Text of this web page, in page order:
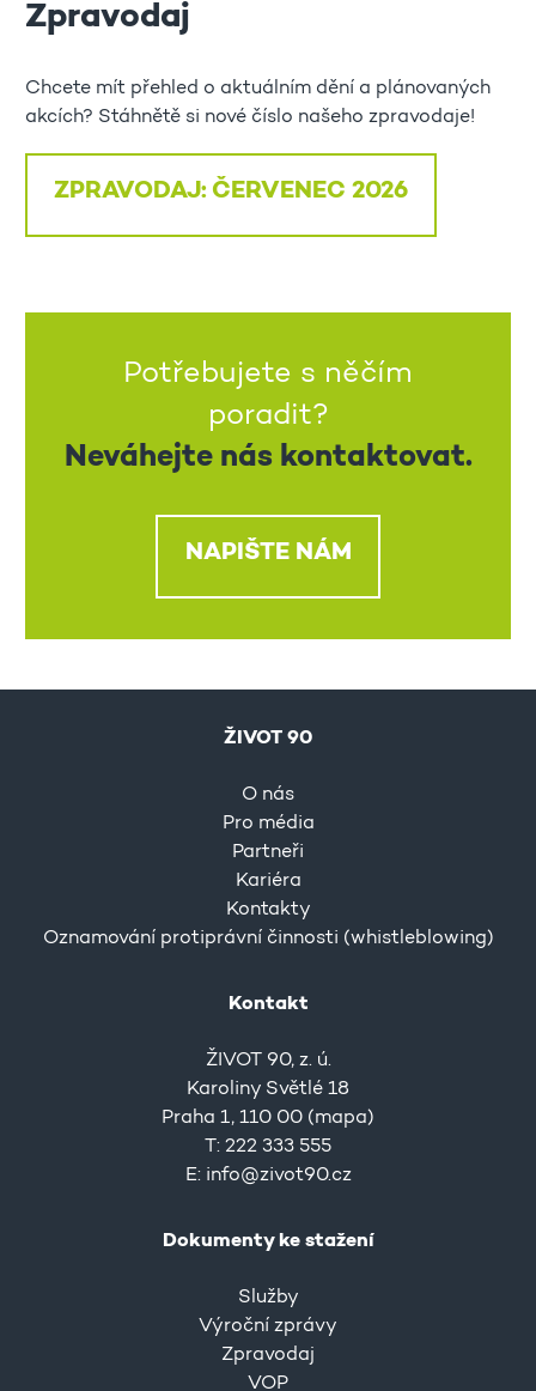
Zpravodaj
Chcete mít přehled o aktuálním dění a plánovaných
akcích? Stáhnětě si nové číslo našeho zpravodaje!
ZPRAVODAJ: ČERVENEC 2026
Potřebujete s něčím
poradit?
Neváhejte nás kontaktovat.
NAPIŠTE NÁM
ŽIVOT 90
O nás
Pro média
Partneři
Kariéra
Kontakty
Oznamování protiprávní činnosti (whistleblowing)
Kontakt
ŽIVOT 90, z. ú.
Karoliny Světlé 18
Praha 1, 110 00 (mapa)
T: 222 333 555
E: info@zivot90.cz
Dokumenty ke stažení
Služby
Výroční zprávy
Zpravodaj
VOP